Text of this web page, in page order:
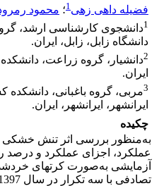
فضیله داهی زهی1؛ محمود
1دانشجوی کارشناسی ارشد،
دانشگاه زابل، زابل، ایران.
2دانشیار، گروه زراعت،
ایران.
3مربی، گروه باغبانی، دانشکده
ایرانشهر، ایرانشهر، ایران.
چکیده
به‌منظور بررسی اثر تنش خشکی
عملکرد، اجزای عملکرد و درصد
آزمایشی به‌صورت کرت­های